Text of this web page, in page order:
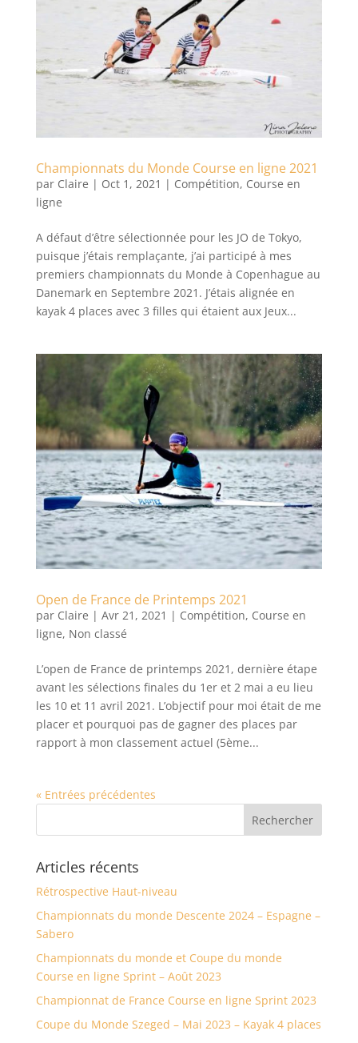
Championnats du Monde Course en ligne 2021
par Claire | Oct 1, 2021 | Compétition, Course en
ligne
A défaut d’être sélectionnée pour les JO de Tokyo,
puisque j’étais remplaçante, j’ai participé à mes
premiers championnats du Monde à Copenhague au
Danemark en Septembre 2021. J’étais alignée en
kayak 4 places avec 3 filles qui étaient aux Jeux...
Open de France de Printemps 2021
par Claire | Avr 21, 2021 | Compétition, Course en
ligne, Non classé
L’open de France de printemps 2021, dernière étape
avant les sélections finales du 1er et 2 mai a eu lieu
les 10 et 11 avril 2021. L’objectif pour moi était de me
placer et pourquoi pas de gagner des places par
rapport à mon classement actuel (5ème...
« Entrées précédentes
Articles récents
Rétrospective Haut-niveau
Championnats du monde Descente 2024 – Espagne –
Sabero
Championnats du monde et Coupe du monde
Course en ligne Sprint – Août 2023
Championnat de France Course en ligne Sprint 2023
Coupe du Monde Szeged – Mai 2023 – Kayak 4 places